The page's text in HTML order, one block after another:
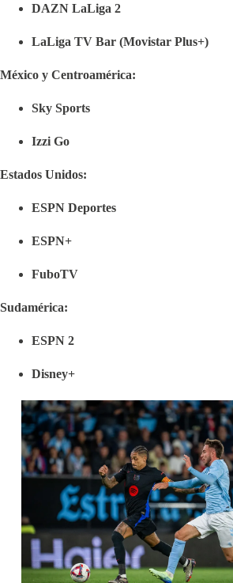
DAZN LaLiga 2
LaLiga TV Bar (Movistar Plus+)
México y Centroamérica:
Sky Sports
Izzi Go
Estados Unidos:
ESPN Deportes
ESPN+
FuboTV
Sudamérica:
ESPN 2
Disney+